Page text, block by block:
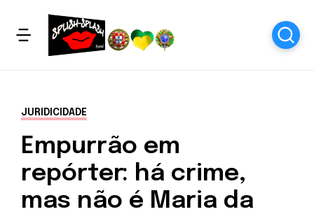
JURIDICIDADE
Empurrão em
repórter: há crime,
mas não é Maria da